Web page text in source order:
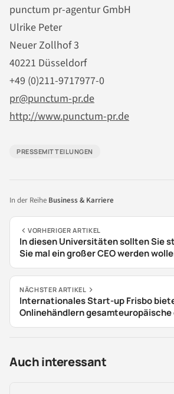
punctum pr-agentur GmbH
Ulrike Peter
Neuer Zollhof 3
40221 Düsseldorf
+49 (0)211-9717977-0
pr@punctum-pr.de
http://www.punctum-pr.de
PRESSEMITTEILUNGEN
In der Reihe Business & Karriere
VORHERIGER ARTIKEL
In diesen Universitäten sollten Sie
Sie mal ein großer CEO werden
NÄCHSTER ARTIKEL
Internationales Start-up Frisbo
Onlinehändlern
Fulfillment-Lösung
Auch interessant